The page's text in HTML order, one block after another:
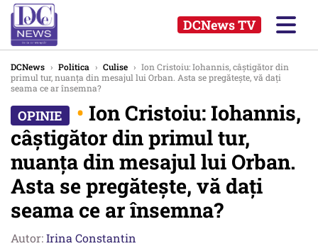
DCNews TV
DCNews › Politica › Culise › Ion Cristoiu: Iohannis, câștigător din
primul tur, nuanța din mesajul lui Orban. Asta se pregătește, vă dați
seama ce ar însemna?
• Ion Cristoiu: Iohannis,
câștigător din primul tur,
nuanța din mesajul lui Orban.
Asta se pregătește, vă dați
seama ce ar însemna?
Autor:Irina Constantin